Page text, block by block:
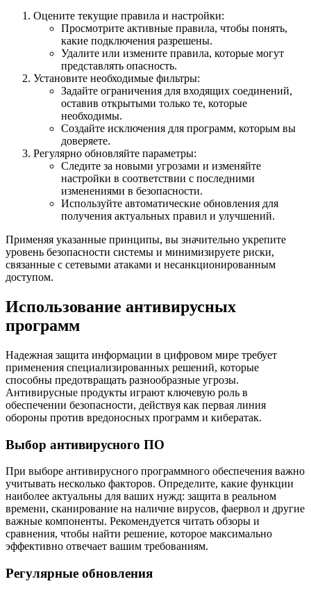
Оцените текущие правила и настройки:
Просмотрите активные правила, чтобы понять,
какие подключения разрешены.
Удалите или измените правила, которые могут
представлять опасность.
Установите необходимые фильтры:
Задайте ограничения для входящих соединений,
оставив открытыми только те, которые
необходимы.
Создайте исключения для программ, которым вы
доверяете.
Регулярно обновляйте параметры:
Следите за новыми угрозами и изменяйте
настройки в соответствии с последними
изменениями в безопасности.
Используйте автоматические обновления для
получения актуальных правил и улучшений.
Применяя указанные принципы, вы значительно укрепите
уровень безопасности системы и минимизируете риски,
связанные с сетевыми атаками и несанкционированным
доступом.
Использование антивирусных
программ
Надежная защита информации в цифровом мире требует
применения специализированных решений, которые
способны предотвращать разнообразные угрозы.
Антивирусные продукты играют ключевую роль в
обеспечении безопасности, действуя как первая линия
обороны против вредоносных программ и кибератак.
Выбор антивирусного ПО
При выборе антивирусного программного обеспечения важно
учитывать несколько факторов. Определите, какие функции
наиболее актуальны для ваших нужд: защита в реальном
времени, сканирование на наличие вирусов, фаервол и другие
важные компоненты. Рекомендуется читать обзоры и
сравнения, чтобы найти решение, которое максимально
эффективно отвечает вашим требованиям.
Регулярные обновления